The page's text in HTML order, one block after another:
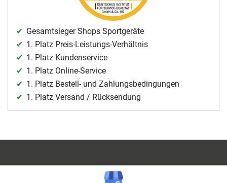
Gesamtsieger Shops Sportgeräte
1. Platz Preis-Leistungs-Verhältnis
1. Platz Kundenservice
1. Platz Online-Service
1. Platz Bestell- und Zahlungsbedingungen
1. Platz Versand / Rücksendung